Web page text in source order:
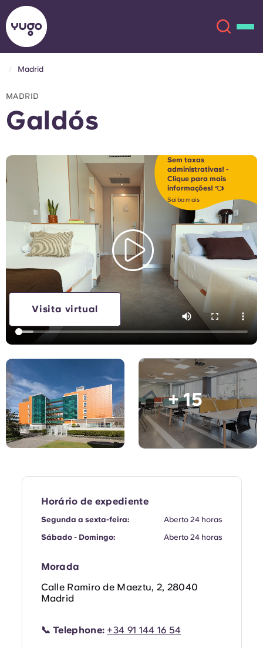
Sobre
Localizações
Mais
Conta Língua
English (GB)
English (US)
Chinese
Español
Català
Deutsch
French
Selecione um país
Selecione uma cidade
Reservar agora
English (US)
Chinese Español
Català Deutsch
Italian French
Portuguese
Madrid
MADRID
Galdós
Sem taxas
administrativas! -
Clique para mais
informações! 👈
Saiba mais
+ 15
Visita virtual
Horário de expediente
Segunda a sexta-feira:
Aberto 24 horas
Sábado - Domingo:
Aberto 24 horas
Morada
Calle Ramiro de Maeztu, 2, 28040
Madrid
📞Telephone: +34 91 144 16 54